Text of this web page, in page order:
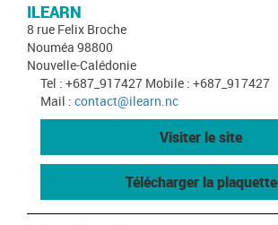
ILEARN
8 rue Felix Broche
Nouméa 98800
Nouvelle-Calédonie
Tel : +687_917427 Mobile : +687_917427
Mail : contact@ilearn.nc
Visiter le site
Télécharger la plaquette